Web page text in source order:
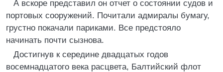
А вскоре представил он отчет о состоянии судов и
портовых сооружений. Почитали адмиралы бумагу,
грустно покачали париками. Все предстояло
начинать почти сызнова.
Достигнув к середине двадцатых годов
восемнадцатого века расцвета, Балтийский флот